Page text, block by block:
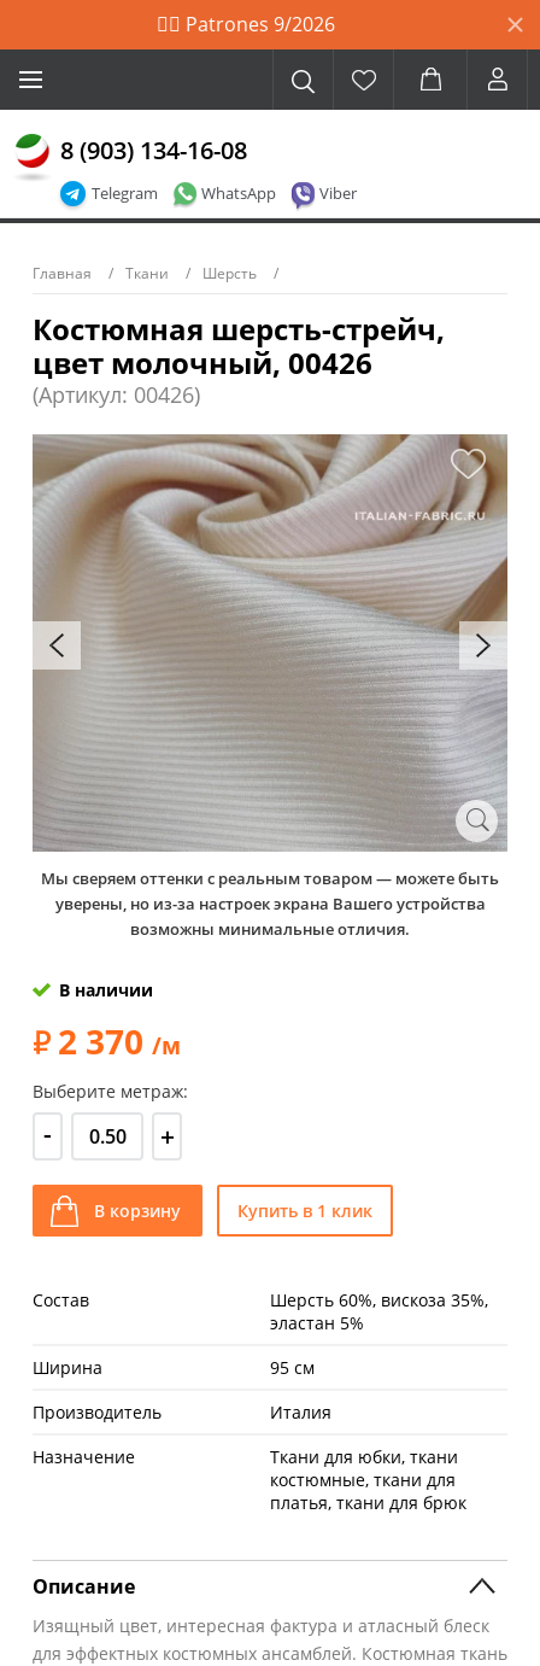
🙋‍♀️ Patrones 9/2026
Telegram WhatsApp Viber
8 (903) 134-16-08
Главная Ткани Шерсть
Костюмная шерсть-стрейч,
цвет молочный, 00426
(Артикул: 00426)
Мы сверяем оттенки с реальным товаром — можете быть
уверены, но из-за настроек экрана Вашего устройства
возможны минимальные отличия.
В наличии
2 370 /м
Выберите метраж:
- +
В корзину Купить в 1 клик
Состав
Шерсть 60%, вискоза 35%,
эластан 5%
Ширина
95 см
Производитель
Италия
Назначение
Ткани для юбки, ткани
костюмные, ткани для
платья, ткани для брюк
Описание
Изящный цвет, интересная фактура и атласный блеск
для эффектных костюмных ансамблей. Костюмная ткань